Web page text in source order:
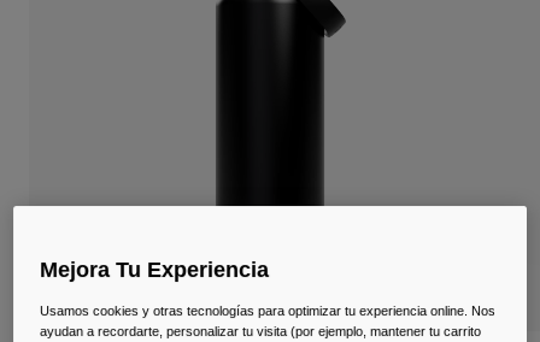
Ver todo
Mejora Tu Experiencia
Usamos cookies y otras tecnologías para optimizar tu experiencia online. Nos
ayudan a recordarte, personalizar tu visita (por ejemplo, mantener tu carrito